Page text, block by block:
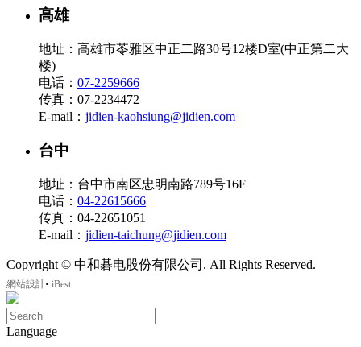
高雄
地址：高雄市苓雅区中正二路30号12楼D室(中正第二大
楼)
电话： 07-2259666
传真：07-2234472
E-mail： jidien-kaohsiung@jidien.com
台中
地址：台中市南区忠明南路789号16F
电话： 04-22615666
传真：04-22651051
E-mail： jidien-taichung@jidien.com
Copyright © 中和碁电股份有限公司. All Rights Reserved.
網站設計‧ iBest
Language